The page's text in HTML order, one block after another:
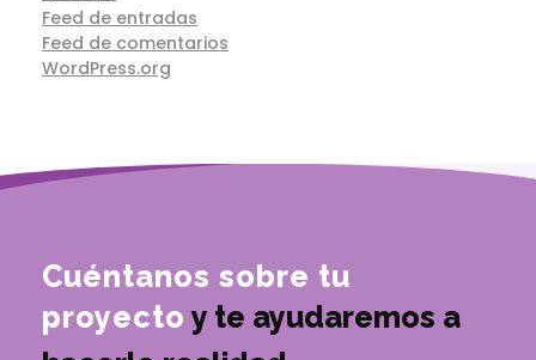
Feed de entradas
Feed de comentarios
WordPress.org
Cuéntanos sobre tu
proyecto y te ayudaremos a